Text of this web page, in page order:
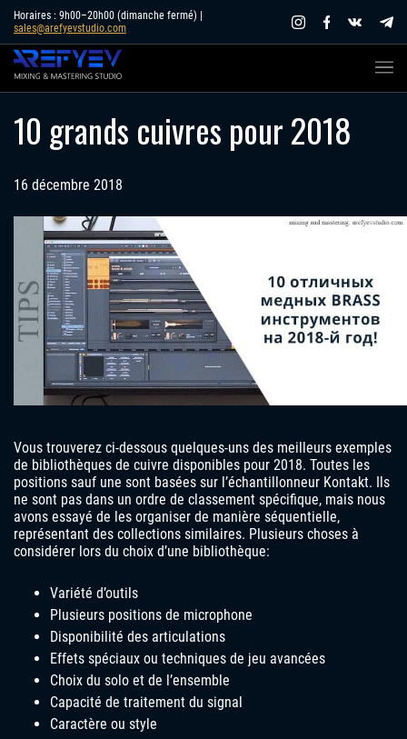
Skip
content
Horaires : 9h00–20h00 (dimanche fermé) |
sales@arefyevstudio.com
10 grands cuivres pour 2018
16 décembre 2018
Vous trouverez ci-dessous quelques-uns des meilleurs exemples
de bibliothèques de cuivre disponibles pour 2018. Toutes les
positions sauf une sont basées sur l’échantillonneur Kontakt. Ils
ne sont pas dans un ordre de classement spécifique, mais nous
avons essayé de les organiser de manière séquentielle,
représentant des collections similaires. Plusieurs choses à
considérer lors du choix d’une bibliothèque:
Variété d’outils
Plusieurs positions de microphone
Disponibilité des articulations
Effets spéciaux ou techniques de jeu avancées
Choix du solo et de l’ensemble
Capacité de traitement du signal
Caractère ou style